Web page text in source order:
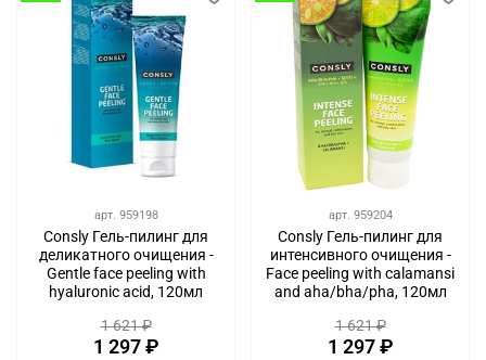
арт. 959198
Consly Гель-пилинг для
деликатного очищения -
Gentle face peeling with
hyaluronic acid, 120мл
1 621 ₽
1 297 ₽
арт. 959204
Consly Гель-пилинг для
интенсивного очищения -
Face peeling with calamansi
and aha/bha/pha, 120мл
1 621 ₽
1 297 ₽